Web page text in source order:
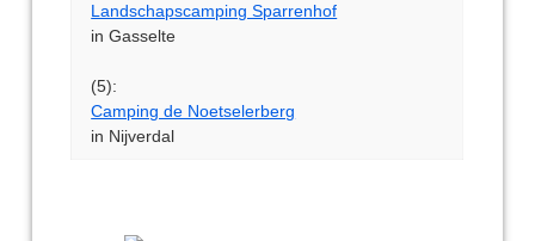
Landschapscamping Sparrenhof
in Gasselte
(5):
Camping de Noetselerberg
in Nijverdal